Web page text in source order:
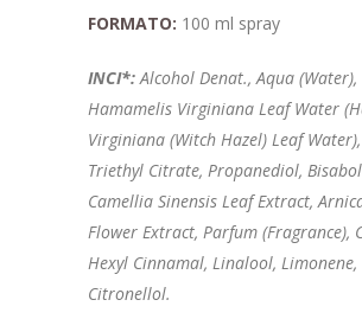
FORMATO: 100 ml spray
INCI*:Alcohol Denat., Aqua (Water),
Hamamelis Virginiana Leaf Water
Virginiana (Witch Hazel) Leaf
Triethyl Citrate, Propanediol,
Camellia Sinensis Leaf Extract,
Flower Extract, Parfum (Fragrance),
Hexyl Cinnamal, Linalool,
Citronellol.